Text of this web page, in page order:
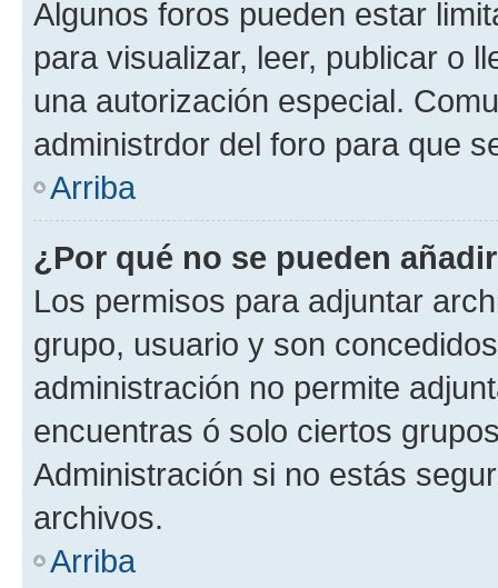
Algunos foros pueden estar
para visualizar, leer, publicar o
una autorización especial.
administrdor del foro para que
Arriba
¿Por qué no se pueden
Los permisos para adjuntar
grupo, usuario y son
administración no permite
encuentras ó solo ciertos
Administración si no estás
archivos.
Arriba